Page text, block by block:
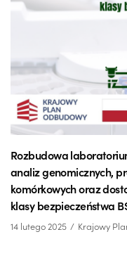
Rozbudowa
analiz genomicznych,
komórkowych oraz
klasy bezpieczeństwa
14 lutego 2025 Krajowy